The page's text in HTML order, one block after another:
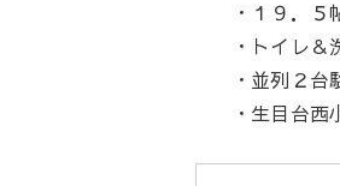
・１９．
・トイレ＆
・並列２
・生目台西